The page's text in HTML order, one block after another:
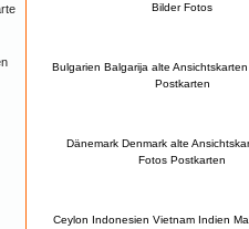
Bilder Fotos
Bulgarien Balgarija alte
Postkarten
Dänemark Denmark alte
Fotos Postkarten
Ceylon Indonesien Vietnam Indien